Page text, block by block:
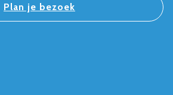
Plan je bezoek